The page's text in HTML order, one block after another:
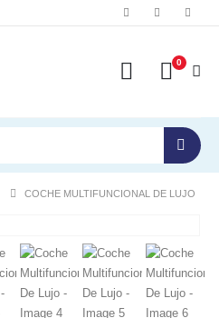
0
COCHE MULTIFUNCIONAL DE LUJO